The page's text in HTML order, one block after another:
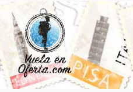
Saltar
contenido